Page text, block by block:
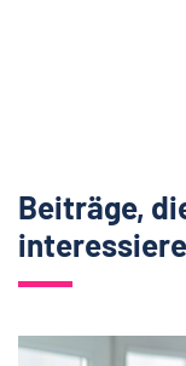
Beiträge,